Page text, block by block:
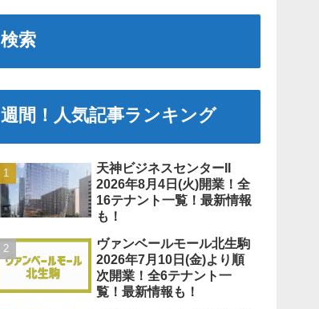
検索
週間！人気記事ランキング
天神ビジネスセンターII
2026年8月4日(火)開業！全
16テナント一覧！最新情報
も！
ヴァンベールモール北生駒
2026年7月10日(金)より順
次開業！全6テナント一
覧！最新情報も！